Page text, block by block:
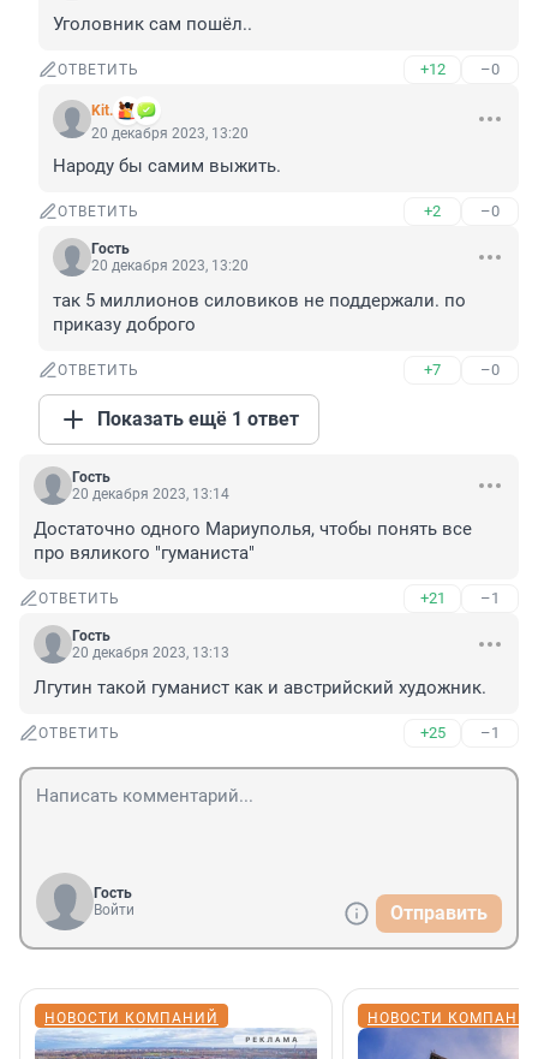
Уголовник сам пошёл..
ОТВЕТИТЬ +12 –0
Kit.
20 декабря 2023, 13:20
Народу бы самим выжить.
ОТВЕТИТЬ +2 –0
Гость
20 декабря 2023, 13:20
так 5 миллионов силовиков не поддержали. по
приказу доброго
ОТВЕТИТЬ +7 –0
Показать ещё 1 ответ
Гость
20 декабря 2023, 13:14
Достаточно одного Мариуполья, чтобы понять все
про вяликого "гуманиста"
ОТВЕТИТЬ +21 –1
Гость
20 декабря 2023, 13:13
Лгутин такой гуманист как и австрийский художник.
ОТВЕТИТЬ +25 –1
Гость
Войти
Отправить
НОВОСТИ КОМПАНИЙ НОВОСТИ